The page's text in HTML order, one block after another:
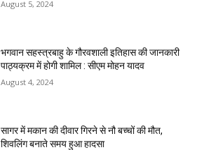
August 5, 2024
भगवान सहस्त्रबाहु के गौरवशाली इतिहास की जानकारी
पाठ्यक्रम में होगी शामिल : सीएम मोहन यादव
August 4, 2024
सागर में मकान की दीवार गिरने से नौ बच्चों की मौत,
शिवलिंग बनाते समय हुआ हादसा